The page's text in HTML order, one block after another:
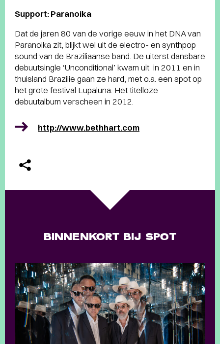
Support: Paranoika
Dat de jaren 80 van de vorige eeuw in het DNA van
Paranoika zit, blijkt wel uit de electro- en synthpop
sound van de Braziliaanse band. De uiterst dansbare
debuutsingle ‘Unconditional’ kwam uit in 2011 en in
thuisland Brazilie gaan ze hard, met o.a. een spot op
het grote festival Lupaluna. Het titelloze
debuutalbum verscheen in 2012.
http://www.bethhart.com
BINNENKORT BIJ SPOT